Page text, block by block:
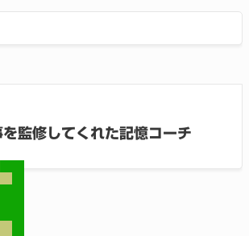
を監修してくれた記憶コーチ